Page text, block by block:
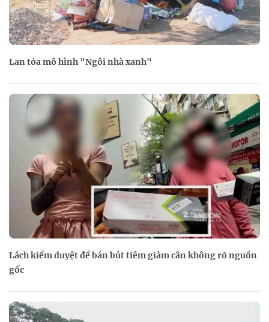
Lan tỏa mô hình "Ngôi nhà xanh"
Lách kiểm duyệt để bán bút tiêm giảm cân không rõ nguồn
gốc